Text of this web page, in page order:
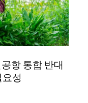
항 통합 반대
성